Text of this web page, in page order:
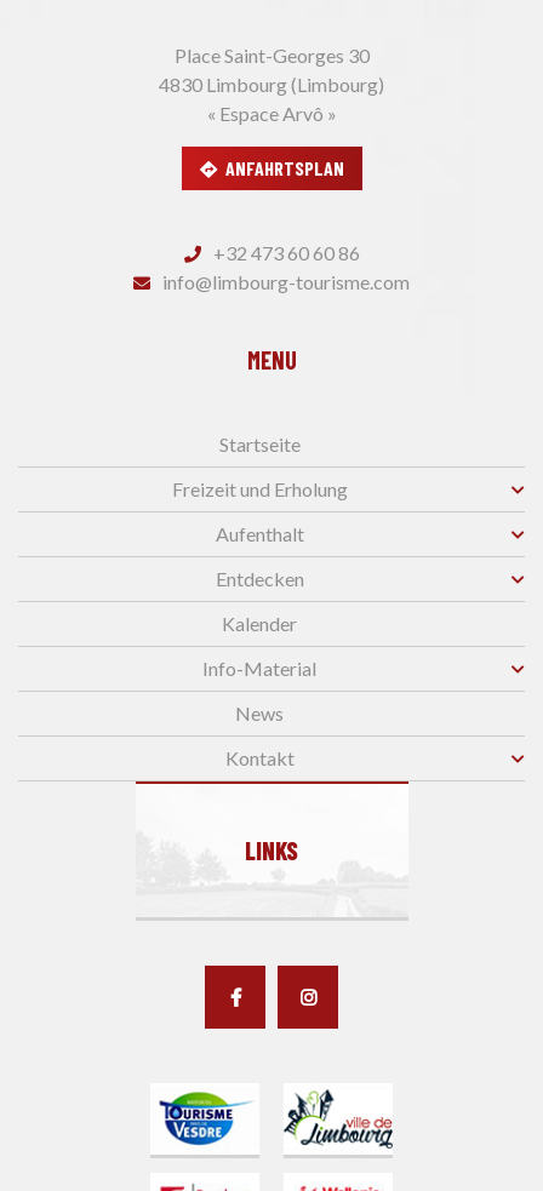
Place Saint-Georges 30
4830 Limbourg (Limbourg)
« Espace Arvô »
ANFAHRTSPLAN
+32 473 60 60 86
info@limbourg-tourisme.com
MENU
Startseite
Freizeit und Erholung
Aufenthalt
Entdecken
Kalender
Info-Material
News
Kontakt
LINKS